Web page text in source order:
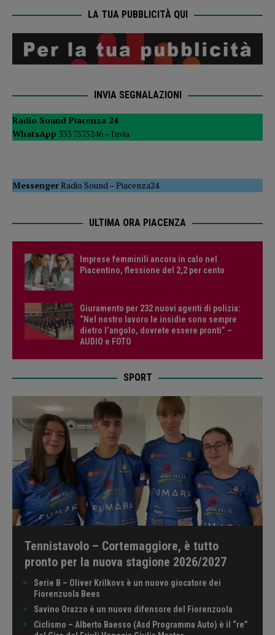
LA TUA PUBBLICITÀ QUI
INVIA SEGNALAZIONI
Radio Sound Piacenza 24
WhatsApp 333 7575246 – Invia
MessengerRadio Sound –Piacenza24
ULTIMA ORA PIACENZA
Imprese femminili ancora in calo nel
Piacentino, flessione del 2,2 per cento
Giuramento per 232 nuovi agenti di polizia:
“Nel nostro lavoro le insidie sono sempre
dietro l’angolo, dovrete essere pronti” –
AUDIO e FOTO
SPORT
Tennistavolo – Cortemaggiore, è tutto
pronto per la nuova stagione 2026/2027
Serie B – Oliver Krilkovs è un nuovo giocatore dei
Fiorenzuola Bees
Savino Orazzo è un nuovo difensore del Fiorenzuola
Ciclismo – Alberto Baesso (Asd Programma Auto) è il “re”